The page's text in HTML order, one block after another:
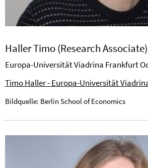
Haller Timo (Research Associate)
Europa-Universität Viadrina Frankfurt
Timo Haller - Europa-Universität
Bildquelle: Berlin School of Economics